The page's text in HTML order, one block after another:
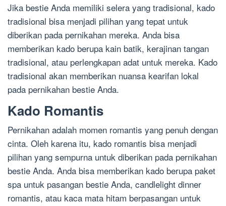
Jika bestie Anda memiliki selera yang tradisional, kado
tradisional bisa menjadi pilihan yang tepat untuk
diberikan pada pernikahan mereka. Anda bisa
memberikan kado berupa kain batik, kerajinan tangan
tradisional, atau perlengkapan adat untuk mereka. Kado
tradisional akan memberikan nuansa kearifan lokal
pada pernikahan bestie Anda.
Kado Romantis
Pernikahan adalah momen romantis yang penuh dengan
cinta. Oleh karena itu, kado romantis bisa menjadi
pilihan yang sempurna untuk diberikan pada pernikahan
bestie Anda. Anda bisa memberikan kado berupa paket
spa untuk pasangan bestie Anda, candlelight dinner
romantis, atau kaca mata hitam berpasangan untuk